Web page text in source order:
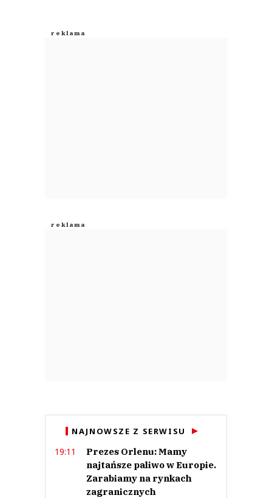
NAJNOWSZE Z SERWISU
19:11
Prezes Orlenu: Mamy
najtańsze paliwo w Europie.
Zarabiamy na rynkach
zagranicznych